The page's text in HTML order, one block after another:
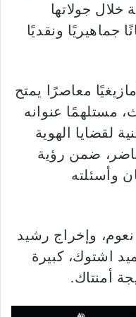
خلال جولاتها
جماهيريًا ونقديًا
معاصرًا يمتح
مستلهمًا عنوانه
لقضايا الهوية
ضمن رؤية
وأسئلته
وإخراج رشيد
اشتوك، كبيرة
أمنتاك.